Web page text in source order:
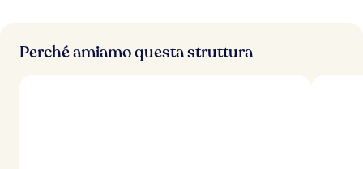
a
Perché amiamo questa struttura